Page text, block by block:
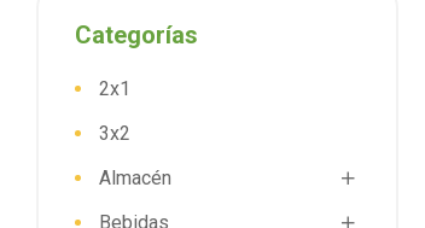
Categorías
2x1
3x2
Almacén
Bebidas